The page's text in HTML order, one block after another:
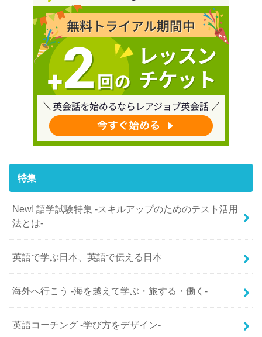
特集
New! 語学試験特集 -スキルアップのためのテスト活用
法とは-
英語で学ぶ日本、英語で伝える日本
海外へ行こう -海を越えて学ぶ・旅する・働く-
英語コーチング -学び方をデザイン-